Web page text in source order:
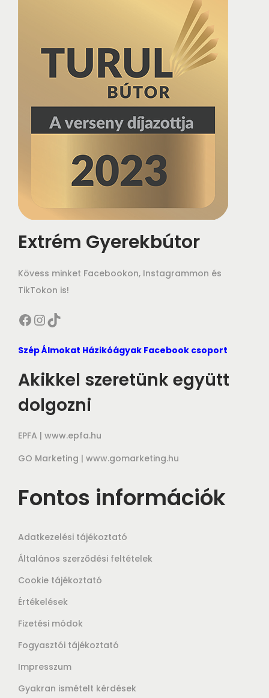
Extrém Gyerekbútor
Kövess minket Facebookon, Instagrammon és
TikTokon is!
Szép Álmokat Házikóágyak Facebook csoport
Akikkel szeretünk együtt
dolgozni
EPFA | www.epfa.hu
GO Marketing | www.gomarketing.hu
Fontos információk
Adatkezelési tájékoztató
Általános szerződési feltételek
Cookie tájékoztató
Értékelések
Fizetési módok
Fogyasztói tájékoztató
Impresszum
Gyakran ismételt kérdések